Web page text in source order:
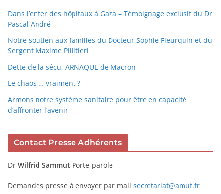
Dans l’enfer des hôpitaux à Gaza – Témoignage exclusif du Dr
Pascal André
Notre soutien aux familles du Docteur Sophie Fleurquin et du
Sergent Maxime Pillitieri
Dette de la sécu, ARNAQUE de Macron
Le chaos … vraiment ?
Armons notre système sanitaire pour être en capacité
d’affronter l’avenir
Contact Presse Adhérents
Dr Wilfrid Sammut Porte-parole
Demandes presse à envoyer par mail secretariat@amuf.fr